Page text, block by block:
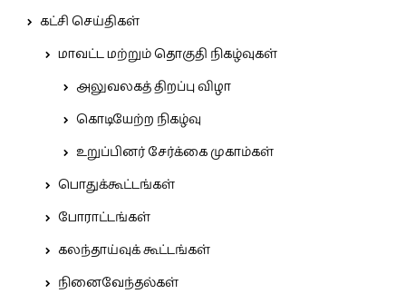
கட்சி செய்திகள்
மாவட்ட மற்றும் தொகுதி நிகழ்வுகள்
அலுவலகத் திறப்பு விழா
கொடியேற்ற நிகழ்வு
உறுப்பினர் சேர்க்கை முகாம்கள்
பொதுக்கூட்டங்கள்
போராட்டங்கள்
கலந்தாய்வுக் கூட்டங்கள்
நினைவேந்தல்கள்